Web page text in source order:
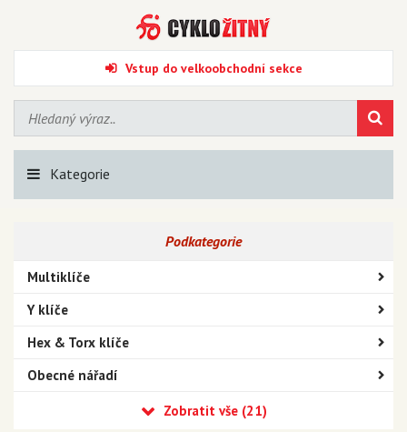
Vstup do velkoobchodní sekce
Kategorie
Podkategorie
Multiklíče
Y klíče
Hex & Torx klíče
Obecné nářadí